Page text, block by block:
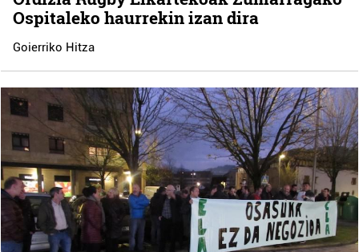
Ospitaleko haurrekin izan dira
Goierriko Hitza